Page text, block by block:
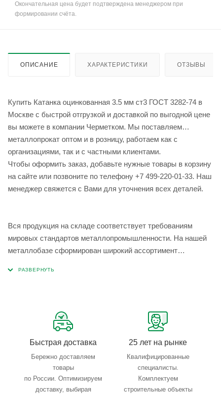
Окончательная цена будет подтверждена менеджером при
формировании счёта.
ОПИСАНИЕ ХАРАКТЕРИСТИКИ ОТЗЫВЫ
Купить Катанка оцинкованная 3.5 мм ст3 ГОСТ 3282-74 в
Москве с быстрой отгрузкой и доставкой по выгодной цене
вы можете в компании Черметком. Мы поставляем
металлопрокат оптом и в розницу, работаем как с
организациями, так и с частными клиентами.
Чтобы оформить заказ, добавьте нужные товары в корзину
на сайте или позвоните по телефону +7 499-220-01-33. Наш
менеджер свяжется с Вами для уточнения всех деталей.
Вся продукция на складе соответствует требованиям
мировых стандартов металлопромышленности. На нашей
металлобазе сформирован широкий ассортимент
Быстрая доставка
Бережно доставляем
товары
по России. Оптимизируем
доставку, выбирая
25 лет на рынке
Квалифицированные
специалисты.
Комплектуем
строительные объекты